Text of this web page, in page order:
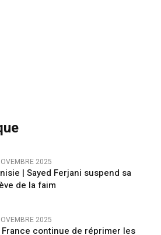
2025
| Sayed Ferjani suspend sa
de la faim
2025
France continue de réprimer les